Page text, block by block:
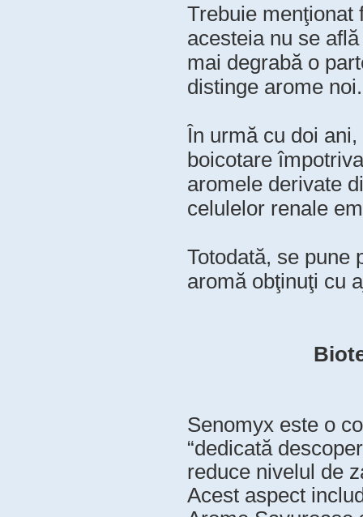
Trebuie menţionat
acesteia nu se
mai degrabă o
distinge arome noi.
În urmă cu doi
boicotare
aromele derivate
celulelor renale
Totodată, se pune
aromă obţinuţi cu
Senomyx este o
“dedicată
reduce nivelul de
Acest aspect